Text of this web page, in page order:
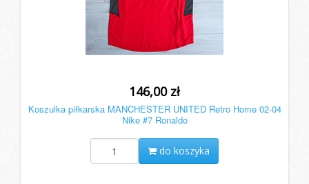
146,00 zł
Koszulka piłkarska MANCHESTER UNITED Retro Home 02-04
Nike #7 Ronaldo
do koszyka